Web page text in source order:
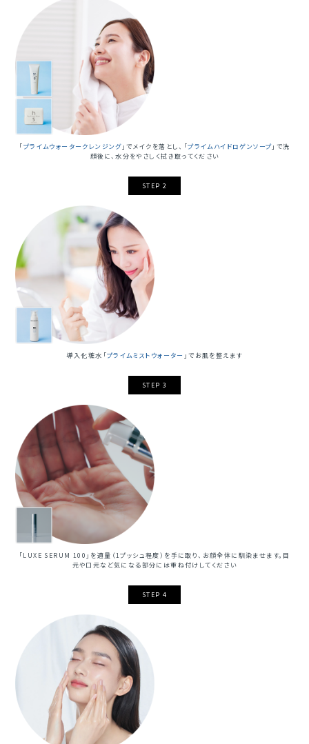
「プライムウォータークレンジング 」でメイクを落とし、「プライムハイドロゲンソープ」で洗
顔後に、水分をやさしく拭き取ってください
STEP 2
導入化粧水「プライムミストウォーター 」でお肌を整えます
STEP 3
「LUXE SERUM 100」を適量（1プッシュ程度）を手に取り、お顔全体に馴染ませます。目
元や口元など気になる部分には重ね付けしてください
STEP 4